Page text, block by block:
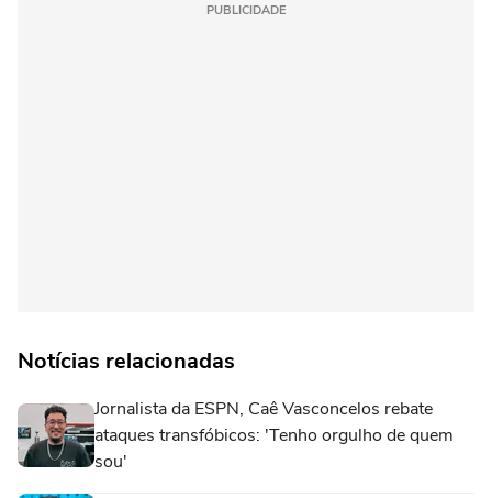
PUBLICIDADE
Notícias relacionadas
Jornalista da ESPN, Caê Vasconcelos rebate
ataques transfóbicos: 'Tenho orgulho de quem
sou'